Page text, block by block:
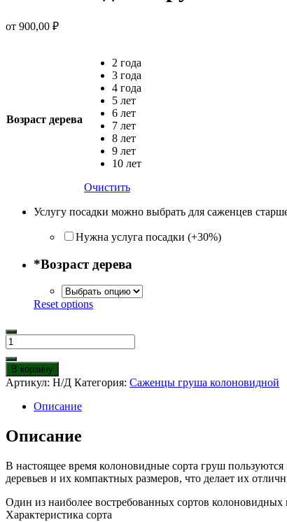
от 900,00 ₽
Возраст дерева
2 года
3 года
4 года
5 лет
6 лет
7 лет
8 лет
9 лет
10 лет
Очистить
Услугу посадки можно выбрать для саженцев
Нужна услуга посадки (+30%)
*Возраст дерева
Reset options
Количество
товара
Колоновидная
груша
Павловская
В корзину
Артикул: Н/Д Категория: Саженцы груша колоновидной
Описание
Описание
В настоящее время колоновидные сорта груш
деревьев и их компактных размеров, что делает их
Один из наиболее востребованных сортов
Характеристика сорта